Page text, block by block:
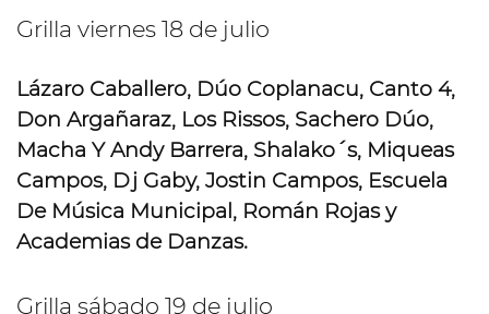
Grilla viernes 18 de julio
Lázaro Caballero, Dúo Coplanacu, Canto 4,
Don Argañaraz, Los Rissos, Sachero Dúo,
Macha Y Andy Barrera, Shalako´s, Miqueas
Campos, Dj Gaby, Jostin Campos, Escuela
De Música Municipal, Román Rojas y
Academias de Danzas.
Grilla sábado 19 de julio